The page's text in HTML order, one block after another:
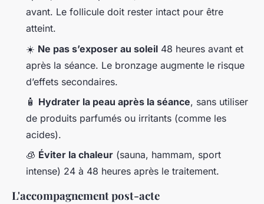
avant. Le follicule doit rester intact pour être
atteint.
☀️ Ne pas s’exposer au soleil 48 heures avant et
après la séance. Le bronzage augmente le risque
d’effets secondaires.
🧴 Hydrater la peau après la séance, sans utiliser
de produits parfumés ou irritants (comme les
acides).
🧊 Éviter la chaleur (sauna, hammam, sport
intense) 24 à 48 heures après le traitement.
L'accompagnement post-acte